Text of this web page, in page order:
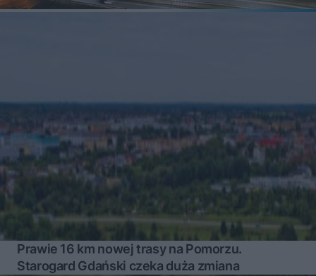
Prawie 16 km nowej trasy na Pomorzu.
Starogard Gdański czeka duża zmiana